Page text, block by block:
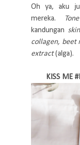
Oh ya, aku
mereka.
kandungan
collagen,
extract(alga).
KISS ME